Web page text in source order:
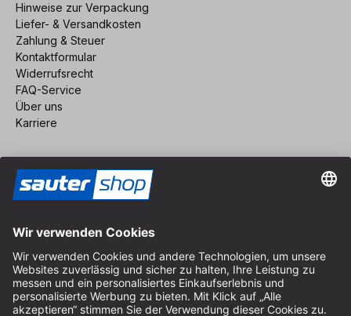
Hinweise zur Verpackung
Liefer- & Versandkosten
Zahlung & Steuer
Kontaktformular
Widerrufsrecht
FAQ-Service
Über uns
Karriere
Impressum
AGB
Datenschutz